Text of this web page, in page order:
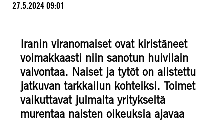
27.5.2024 09:01
Iranin viranomaiset ovat kiristäneet
voimakkaasti niin sanotun huivilain
valvontaa. Naiset ja tytöt on alistettu
jatkuvan tarkkailun kohteiksi. Toimet
vaikuttavat julmalta yritykseltä
murentaa naisten oikeuksia ajavaa